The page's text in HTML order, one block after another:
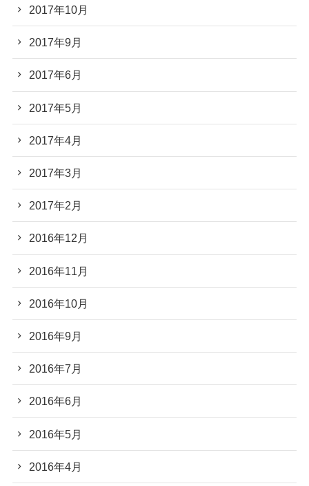
2017年10月
2017年9月
2017年6月
2017年5月
2017年4月
2017年3月
2017年2月
2016年12月
2016年11月
2016年10月
2016年9月
2016年7月
2016年6月
2016年5月
2016年4月